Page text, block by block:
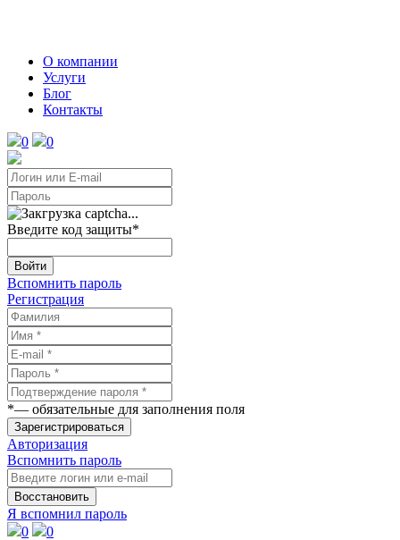
О компании
Услуги
Блог
Контакты
0 0
Введите код защиты*
Войти
Вспомнить пароль
Регистрация
*— обязательные для заполнения поля
Зарегистрироваться
Авторизация
Вспомнить пароль
Восстановить
Я вспомнил пароль
0
0